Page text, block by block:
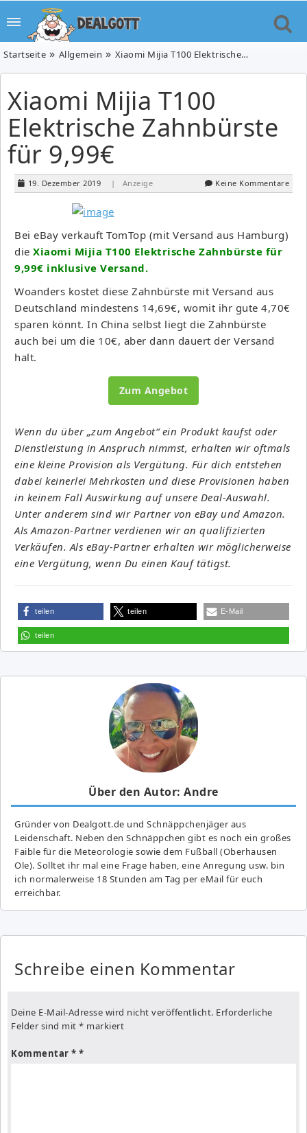
Startseite Allgemein Xiaomi Mijia T100 Elektrische Zahnbürste für 9,99€
Xiaomi Mijia T100
Elektrische Zahnbürste
für 9,99€
19. Dezember 2019 | Anzeige Keine Kommentare
Bei eBay verkauft TomTop (mit Versand aus Hamburg)
die Xiaomi Mijia T100 Elektrische Zahnbürste für
9,99€ inklusive Versand.
Woanders kostet diese Zahnbürste mit Versand aus
Deutschland mindestens 14,69€, womit ihr gute 4,70€
sparen könnt. In China selbst liegt die Zahnbürste
auch bei um die 10€, aber dann dauert der Versand
halt.
Zum Angebot
Wenn du über „zum Angebot“ ein Produkt kaufst oder
Dienstleistung in Anspruch nimmst, erhalten wir oftmals
eine kleine Provision als Vergütung. Für dich entstehen
dabei keinerlei Mehrkosten und diese Provisionen haben
in keinem Fall Auswirkung auf unsere Deal-Auswahl.
Unter anderem sind wir Partner von eBay und Amazon.
Als Amazon-Partner verdienen wir an qualifizierten
Verkäufen. Als eBay-Partner erhalten wir möglicherweise
eine Vergütung, wenn Du einen Kauf tätigst.
teilen teilen E-Mail
teilen
Über den Autor: Andre
Gründer von Dealgott.de und Schnäppchenjäger aus
Leidenschaft. Neben den Schnäppchen gibt es noch ein großes
Fai­ble für die Meteorologie sowie dem Fußball (Oberhausen
Ole). Solltet ihr mal eine Frage haben, eine Anregung usw. bin
ich normalerweise 18 Stunden am Tag per eMail für euch
erreichbar.
Schreibe einen Kommentar
Deine E-Mail-Adresse wird nicht veröffentlicht. Erforderliche
Felder sind mit * markiert
Kommentar *